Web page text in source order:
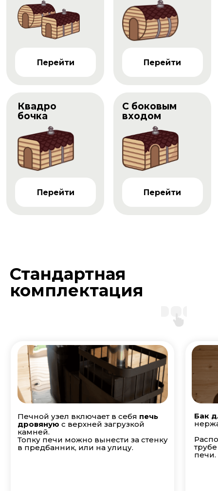
Перейти Перейти
Квадро
бочка
Перейти
С боковым
входом
Перейти
Стандартная
комплектация
Печной узел включает в себя печь
дровяную с верхней загрузкой
камней.
Топку печи можно вынести за стенку
в предбанник, или на улицу.
Бак
печи.